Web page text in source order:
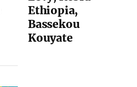
Ethiopia,
Bassekou
Kouyate